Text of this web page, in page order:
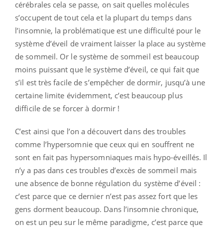
cérébrales cela se passe, on sait quelles molécules
s’occupent de tout cela et la plupart du temps dans
l’insomnie, la problématique est une difficulté pour le
système d’éveil de vraiment laisser la place au système
de sommeil. Or le système de sommeil est beaucoup
moins puissant que le système d’éveil, ce qui fait que
s’il est très facile de s’empêcher de dormir, jusqu’à une
certaine limite évidemment, c’est beaucoup plus
difficile de se forcer à dormir !
C’est ainsi que l’on a découvert dans des troubles
comme l’hypersomnie que ceux qui en souffrent ne
sont en fait pas hypersomniaques mais hypo-éveillés. Il
n’y a pas dans ces troubles d’excès de sommeil mais
une absence de bonne régulation du système d’éveil :
c’est parce que ce dernier n’est pas assez fort que les
gens dorment beaucoup. Dans l’insomnie chronique,
on est un peu sur le même paradigme, c’est parce que